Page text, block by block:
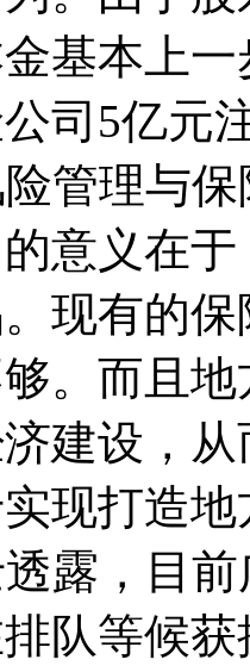
基本上
司5亿元
管理与保
意义在
现有的
。而且
建设，
现打造
露，目前
队等候